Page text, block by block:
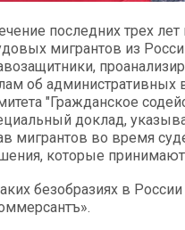
последних трех
мигрантов из
об административных
"Гражданское
доклад,
мигрантов во время
которые принимают
безобразиях в России